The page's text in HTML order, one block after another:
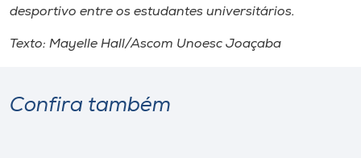
desportivo entre os estudantes universitários.
Texto: Mayelle Hall/Ascom Unoesc Joaçaba
Confira também